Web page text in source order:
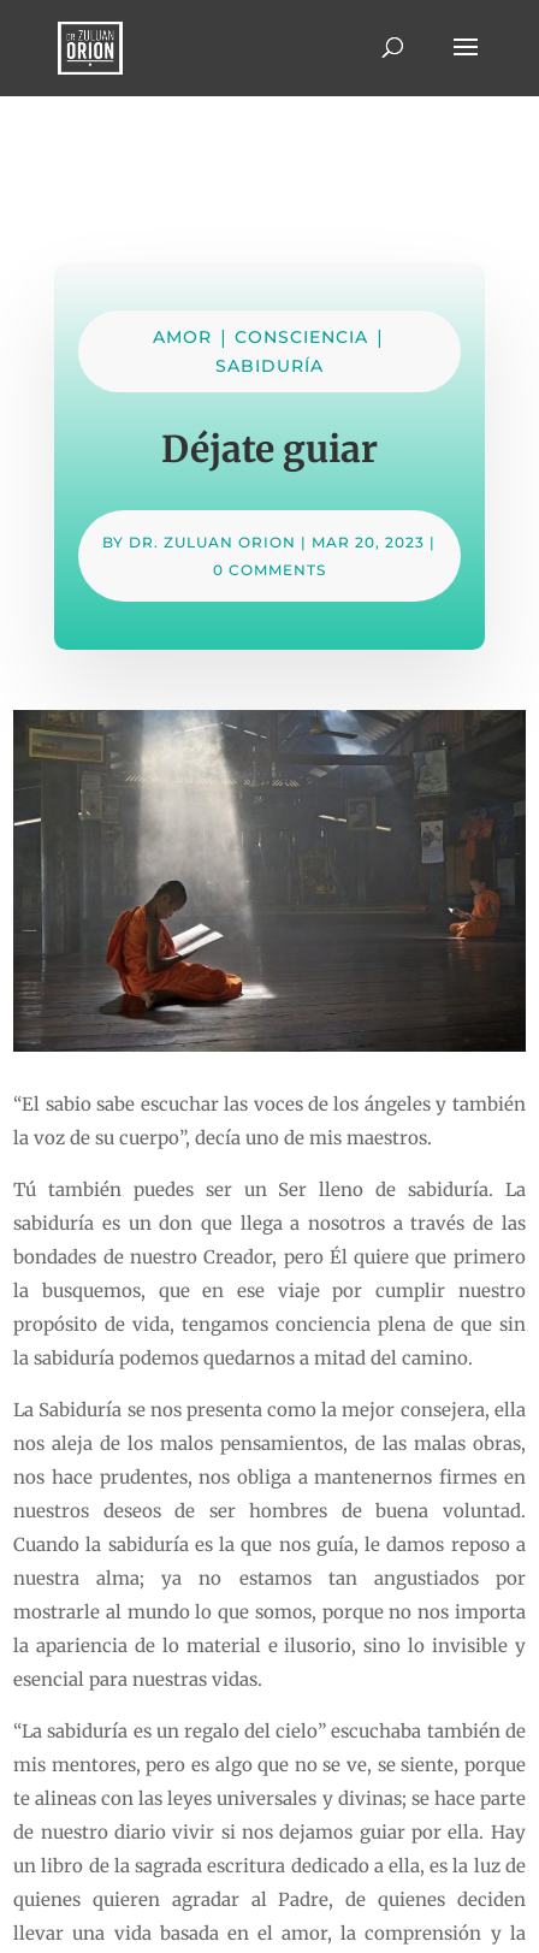
AMOR |CONSCIENCIA |
SABIDURÍA
Déjate guiar
BY DR. ZULUAN ORION | MAR 20, 2023 |
0 COMMENTS
“El sabio sabe escuchar las voces de los ángeles y también
la voz de su cuerpo”, decía uno de mis maestros.
Tú también puedes ser un Ser lleno de sabiduría. La
sabiduría es un don que llega a nosotros a través de las
bondades de nuestro Creador, pero Él quiere que primero
la busquemos, que en ese viaje por cumplir nuestro
propósito de vida, tengamos conciencia plena de que sin
la sabiduría podemos quedarnos a mitad del camino.
La Sabiduría se nos presenta como la mejor consejera, ella
nos aleja de los malos pensamientos, de las malas obras,
nos hace prudentes, nos obliga a mantenernos firmes en
nuestros deseos de ser hombres de buena voluntad.
Cuando la sabiduría es la que nos guía, le damos reposo a
nuestra alma; ya no estamos tan angustiados por
mostrarle al mundo lo que somos, porque no nos importa
la apariencia de lo material e ilusorio, sino lo invisible y
esencial para nuestras vidas.
“La sabiduría es un regalo del cielo” escuchaba también de
mis mentores, pero es algo que no se ve, se siente, porque
te alineas con las leyes universales y divinas; se hace parte
de nuestro diario vivir si nos dejamos guiar por ella. Hay
un libro de la sagrada escritura dedicado a ella, es la luz de
quienes quieren agradar al Padre, de quienes deciden
llevar una vida basada en el amor, la comprensión y la